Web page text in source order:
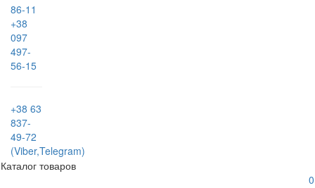
86-11
+38
097
497-
56-15
+38 63
837-
49-72
(Viber,Telegram)
Каталог товаров
0